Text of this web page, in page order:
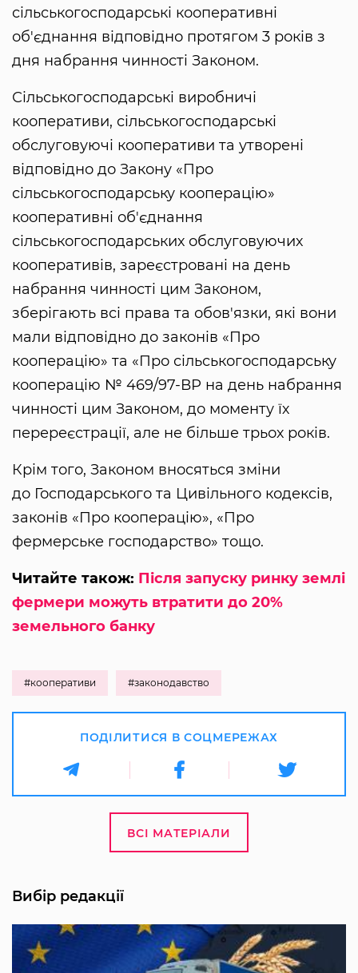
сільськогосподарські кооперативні
об'єднання відповідно протягом 3 років з
дня набрання чинності Законом.
Сільськогосподарські виробничі
кооперативи, сільськогосподарські
обслуговуючі кооперативи та утворені
відповідно до Закону «Про
сільськогосподарську кооперацію»
кооперативні об'єднання
сільськогосподарських обслуговуючих
кооперативів, зареєстровані на день
набрання чинності цим Законом,
зберігають всі права та обов'язки, які вони
мали відповідно до законів «Про
кооперацію» та «Про сільськогосподарську
кооперацію № 469/97-ВР на день набрання
чинності цим Законом, до моменту їх
перереєстрації, але не більше трьох років.
Крім того, Законом вносяться зміни
до Господарського та Цивільного кодексів,
законів «Про кооперацію», «Про
фермерське господарство» тощо.
Читайте також: Після запуску ринку землі
фермери можуть втратити до 20%
земельного банку
#кооперативи #законодавство
ПОДІЛИТИСЯ В СОЦМЕРЕЖАХ
ВСІ МАТЕРІАЛИ
Вибір редакції